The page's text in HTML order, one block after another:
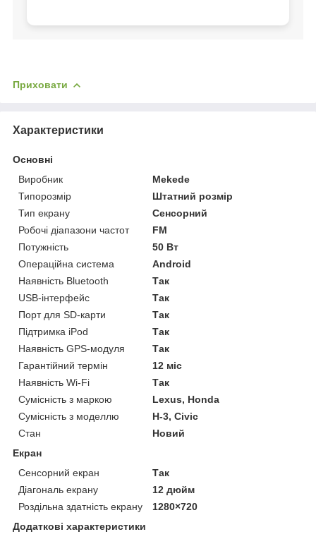
Приховати
Характеристики
Основні
Виробник
Mekede
Типорозмір
Штатний розмір
Тип екрану
Сенсорний
Робочі діапазони частот
FM
Потужність
50 Вт
Операційна система
Android
Наявність Bluetooth
Так
USB-інтерфейс
Так
Порт для SD-карти
Так
Підтримка iPod
Так
Наявність GPS-модуля
Так
Гарантійний термін
12 міс
Наявність Wi-Fi
Так
Сумісність з маркою
Lexus, Honda
Сумісність з моделлю
H-3, Civic
Стан
Новий
Екран
Сенсорний екран
Так
Діагональ екрану
12 дюйм
Роздільна здатність екрану
1280×720
Додаткові характеристики